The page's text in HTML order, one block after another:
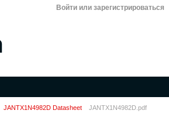
Войти или зарегистрироваться
JANTX1N4982D Datasheet JANTX1N4982D.pdf